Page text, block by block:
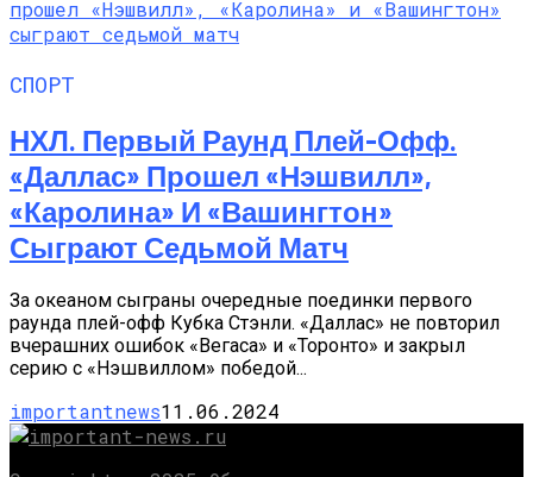
СПОРТ
НХЛ. Первый Раунд Плей-Офф.
«Даллас» Прошел «Нэшвилл»,
«Каролина» И «Вашингтон»
Сыграют Седьмой Матч
За океаном сыграны очередные поединки первого
раунда плей-офф Кубка Стэнли. «Даллас» не повторил
вчерашних ошибок «Вегаса» и «Торонто» и закрыл
серию с «Нэшвиллом» победой...
importantnews11.06.2024